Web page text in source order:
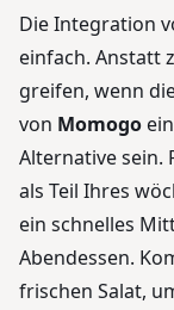
Die Integration
einfach. Anstatt
greifen, wenn
von Momogo
Alternative sein.
als Teil Ihres
ein schnelles
Abendessen.
frischen Salat,